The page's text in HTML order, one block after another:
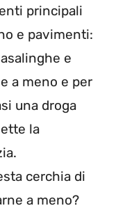
principali
e pavimenti:
e
a meno e per
una droga
la
cerchia di
a meno?